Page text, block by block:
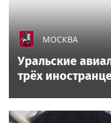
МОСКВА
Уральские
трёх